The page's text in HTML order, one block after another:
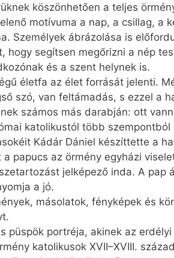
köszönhetően a teljes
motívuma a nap, a csillag, a
Személyek ábrázolása is
segítsen megőrizni a nép
és a szent helynek is.
életfa az élet forrását jelenti.
szó, van feltámadás, s ezzel a
számos más darabján: ott
katolikustól több
Kádár Dániel készíttette a
papucs az örmény egyházi
jelképező inda. A pap
a jó.
másolatok, fényképek és
portréja, akinek az
katolikusok XVII–XVIII.